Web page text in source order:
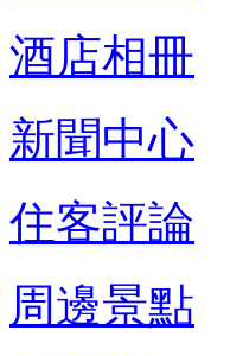
酒店相冊
新聞中心
住客評論
周邊景點